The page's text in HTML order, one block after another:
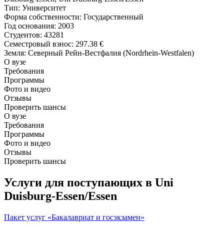
Тип: Университет
Форма собственности: Государственный
Год основания: 2003
Студентов: 43281
Семестровый взнос: 297.38 €
Земля: Северный Рейн-Вестфалия (Nordrhein-Westfalen)
О вузе
Требования
Программы
Фото и видео
Отзывы
Проверить шансы
О вузе
Требования
Программы
Фото и видео
Отзывы
Проверить шансы
Услуги для поступающих в Uni
Duisburg-Essen/Essen
Пакет услуг «Бакалавриат и госэкзамен»